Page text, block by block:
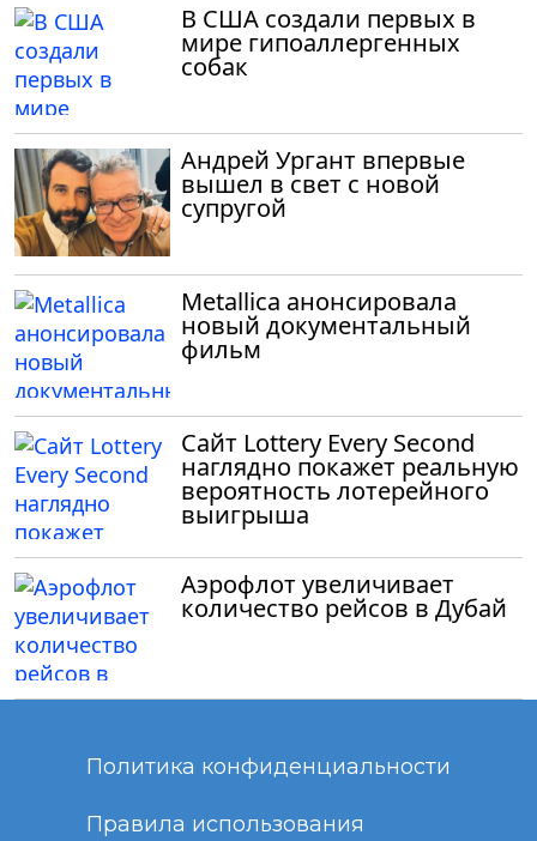
В США создали первых в
мире гипоаллергенных
собак
Андрей Ургант впервые
вышел в свет с новой
супругой
Metallica анонсировала
новый документальный
фильм
Сайт Lottery Every Second
наглядно покажет реальную
вероятность лотерейного
выигрыша
Аэрофлот увеличивает
количество рейсов в Дубай
Политика конфиденциальности
Правила использования